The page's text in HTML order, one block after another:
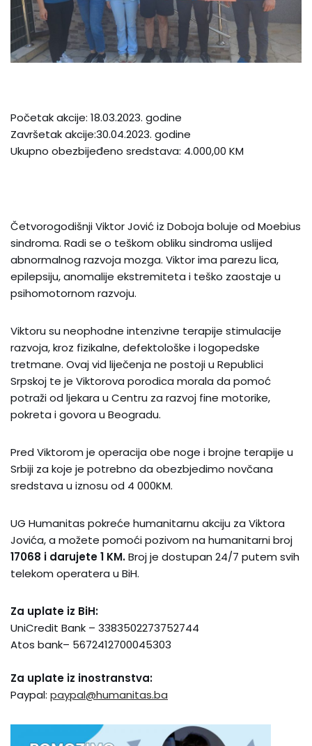
Početak akcije: 18.03.2023. godine
Završetak akcije:30.04.2023. godine
Ukupno obezbijeđeno sredstava: 4.000,00 KM
Četvorogodišnji Viktor Jović iz Doboja boluje od Moebius
sindroma. Radi se o teškom obliku sindroma uslijed
abnormalnog razvoja mozga. Viktor ima parezu lica,
epilepsiju, anomalije ekstremiteta i teško zaostaje u
psihomotornom razvoju.
Viktoru su neophodne intenzivne terapije stimulacije
razvoja, kroz fizikalne, defektološke i logopedske
tretmane. Ovaj vid liječenja ne postoji u Republici
Srpskoj te je Viktorova porodica morala da pomoć
potraži od ljekara u Centru za razvoj fine motorike,
pokreta i govora u Beogradu.
Pred Viktorom je operacija obe noge i brojne terapije u
Srbiji za koje je potrebno da obezbjedimo novčana
sredstava u iznosu od 4 000KM.
UG Humanitas pokreće humanitarnu akciju za Viktora
Jovića, a možete pomoći pozivom na humanitarni broj
17068 i darujete 1 KM.Broj je dostupan 24/7 putem svih
telekom operatera u BiH.
Za uplate iz BiH:
UniCredit Bank – 3383502273752744
Atos bank– 5672412700045303
Za uplate iz inostranstva:
Paypal: paypal@humanitas.ba